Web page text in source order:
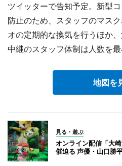
ツイッターで告知予定。新型
防止のため、スタッフのマス
オの定期的な換気を行うほか
中継のスタッフ体制は人数を最
地図を
見る・遊ぶ
オンライン配信「大
催迫る 声優・山口勝